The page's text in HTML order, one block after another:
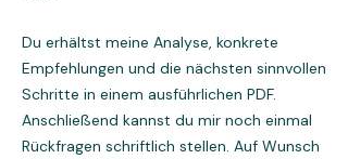
Du erhältst meine Analyse, konkrete
Empfehlungen und die nächsten sinnvollen
Schritte in einem ausführlichen PDF.
Anschließend kannst du mir noch einmal
Rückfragen schriftlich stellen. Auf Wunsch